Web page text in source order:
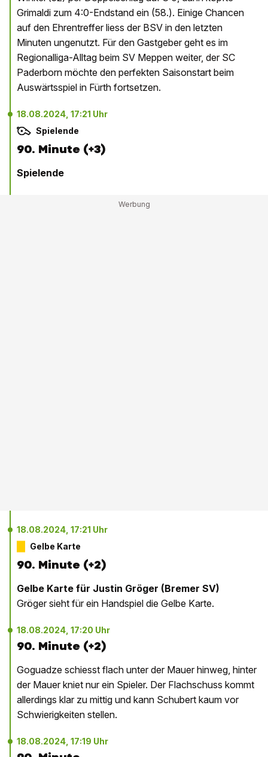
Grimaldi zum 4:0-Endstand ein (58.). Einige Chancen
auf den Ehrentreffer liess der BSV in den letzten
Minuten ungenutzt. Für den Gastgeber geht es im
Regionalliga-Alltag beim SV Meppen weiter, der SC
Paderborn möchte den perfekten Saisonstart beim
Auswärtsspiel in Fürth fortsetzen.
18.08.2024, 17:21 Uhr
Spielende
90. Minute (+3)
Spielende
18.08.2024, 17:21 Uhr
Gelbe Karte
90. Minute (+2)
Gelbe Karte für Justin Gröger (Bremer SV)
Gröger sieht für ein Handspiel die Gelbe Karte.
18.08.2024, 17:20 Uhr
90. Minute (+2)
Goguadze schiesst flach unter der Mauer hinweg, hinter
der Mauer kniet nur ein Spieler. Der Flachschuss kommt
allerdings klar zu mittig und kann Schubert kaum vor
Schwierigkeiten stellen.
18.08.2024, 17:19 Uhr